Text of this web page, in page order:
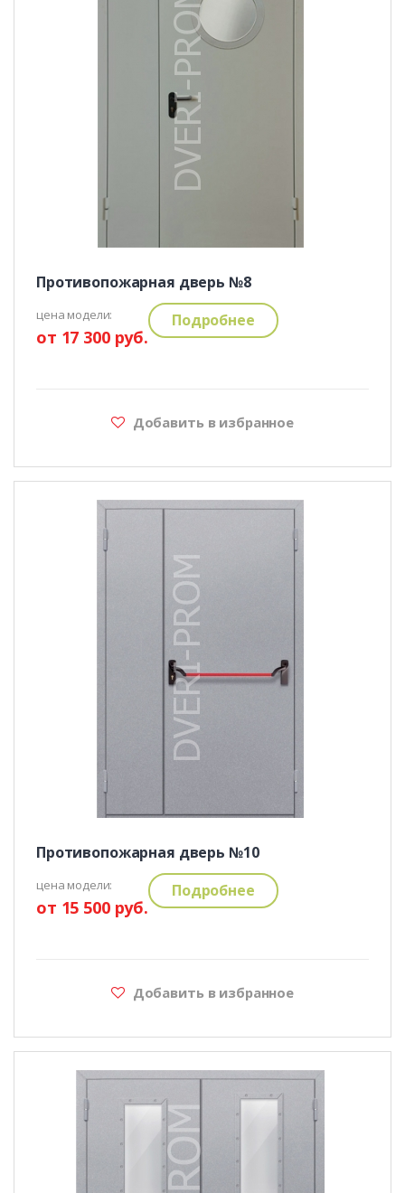
Противопожарная дверь №8
цена модели:
от 17 300 руб.
Подробнее
Добавить в избранное
Противопожарная дверь №10
цена модели:
от 15 500 руб.
Подробнее
Добавить в избранное